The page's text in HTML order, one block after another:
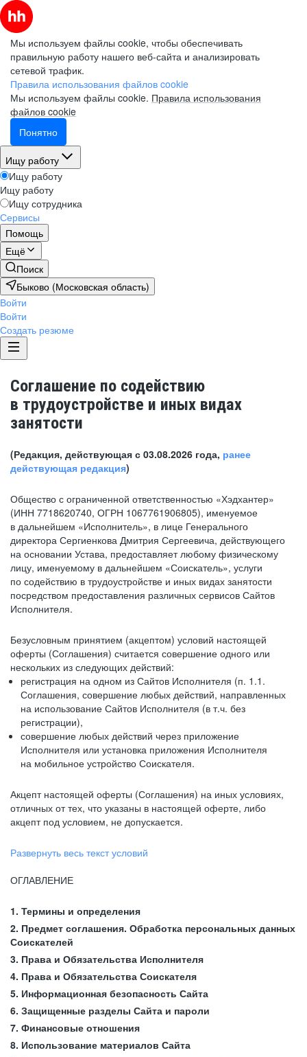
Мы используем файлы cookie, чтобы обеспечивать
правильную работу нашего веб-сайта и анализировать
сетевой трафик.
Правила использования файлов cookie
Мы используем файлы cookie. Правила использования
файлов cookie
Понятно
Ищу работу
Ищу работу
Ищу работу
Ищу сотрудника
Сервисы
Помощь
Ещё
Поиск
Быково (Московская область)
Войти
Войти
Создать резюме
Соглашение по содействию
в трудоустройстве и иных видах
занятости
(Редакция, действующая с 03.08.2026 года, ранее
действующая редакция)
Общество с ограниченной ответственностью «Хэдхантер»
(ИНН 7718620740, ОГРН 1067761906805), именуемое
в дальнейшем «Исполнитель», в лице Генерального
директора Сергиенкова Дмитрия Сергеевича, действующего
на основании Устава, предоставляет любому физическому
лицу, именуемому в дальнейшем «Соискатель», услуги
по содействию в трудоустройстве и иных видах занятости
посредством предоставления различных сервисов Сайтов
Исполнителя.
Безусловным принятием (акцептом) условий настоящей
оферты (Соглашения) считается совершение одного или
нескольких из следующих действий:
регистрация на одном из Сайтов Исполнителя (п. 1.1.
Соглашения, совершение любых действий, направленных
на использование Сайтов Исполнителя (в т.ч. без
регистрации),
совершение любых действий через приложение
Исполнителя или установка приложения Исполнителя
на мобильное устройство Соискателя.
Акцепт настоящей оферты (Соглашения) на иных условиях,
отличных от тех, что указаны в настоящей оферте, либо
акцепт под условием, не допускается.
Развернуть весь текст условий
ОГЛАВЛЕНИЕ
1. Термины и определения
2. Предмет соглашения. Обработка персональных данных
Соискателей
3. Права и Обязательства Исполнителя
4. Права и Обязательства Соискателя
5. Информационная безопасность Сайта
6. Защищенные разделы Сайта и пароли
7. Финансовые отношения
8. Использование материалов Сайта